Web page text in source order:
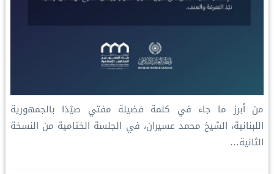
‏من أبرز ما جاء في كلمة فضيلة مفتي صيْدَا بالجمهورية
اللبنانية، الشيخ محمد عسيران، في الجلسة الختامية من النسخة
الثانية…